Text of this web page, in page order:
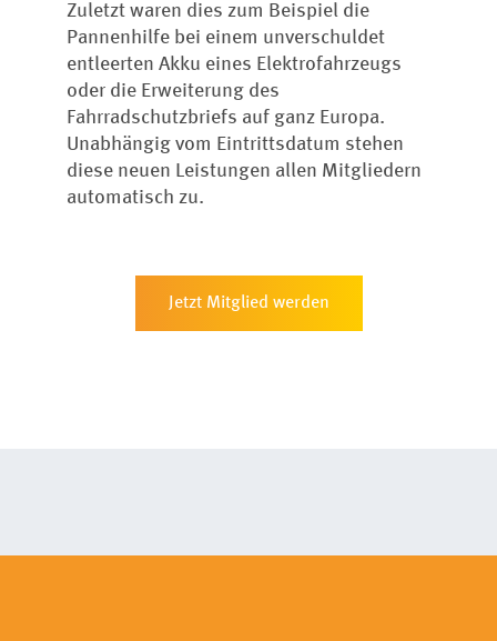
Zuletzt waren dies zum Beispiel die
Pannenhilfe bei einem unverschuldet
entleerten Akku eines Elektrofahrzeugs
oder die Erweiterung des
Fahrradschutzbriefs auf ganz Europa.
Unabhängig vom Eintrittsdatum stehen
diese neuen Leistungen allen Mitgliedern
automatisch zu.
Jetzt Mitglied werden